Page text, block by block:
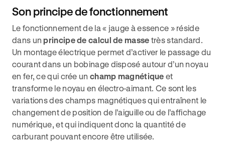
Son principe de fonctionnement
Le fonctionnement de la « jauge à essence » réside
dans unprincipe de calcul de masse très standard.
Un montage électrique permet d’activer le passage du
courant dans un bobinage disposé autour d’un noyau
en fer, ce qui crée un champ magnétique et
transforme le noyau en électro-aimant. Ce sont les
variations des champs magnétiques qui entraînent le
changement de position de l’aiguille ou de l’affichage
numérique, et qui indiquent donc la quantité de
carburant pouvant encore être utilisée.